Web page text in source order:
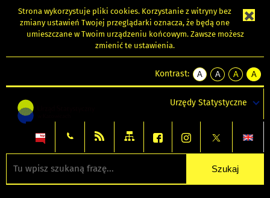
Strona wykorzystuje pliki cookies. Korzystanie z witryny bez
zmiany ustawień Twojej przeglądarki oznacza, że będą one
umieszczane w Twoim urządzeniu końcowym. Zawsze możesz
zmienić te ustawienia.
Kontrast:
A
kontrast
A
kontrast
tekst
czarnym
A
kontrast
tekst
czarnym
A
tekst
żółtym
Urzędy Statystyczne